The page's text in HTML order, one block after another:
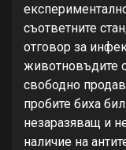
съответните
отговор за
животновъдите
свободно
пробите биха
незаразяващ и
наличие на